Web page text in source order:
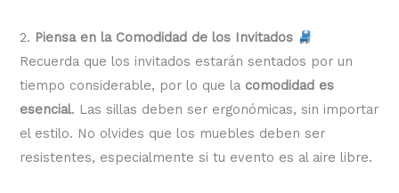
2. Piensa en la Comodidad de los Invitados
Recuerda que los invitados estarán sentados por un
tiempo considerable, por lo que la comodidad es
esencial. Las sillas deben ser ergonómicas, sin importar
el estilo. No olvides que los muebles deben ser
resistentes, especialmente si tu evento es al aire libre.